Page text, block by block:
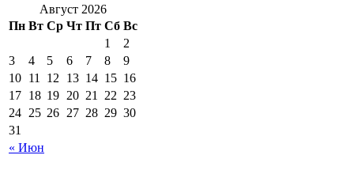
Август 2026
Пн Вт Ср Чт Пт Сб Вс
« Июн
1
2
3
4 5 6 7 8
9
10 11 12 13 14 15 16
17 18 19 20 21 22 23
24 25 26 27 28 29 30
31